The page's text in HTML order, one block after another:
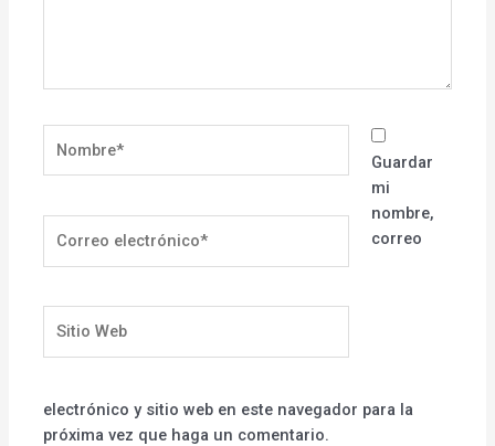
electrónico*
Web
Guardar
mi
nombre,
correo
electrónico y sitio web en este navegador para la
próxima vez que haga un comentario.